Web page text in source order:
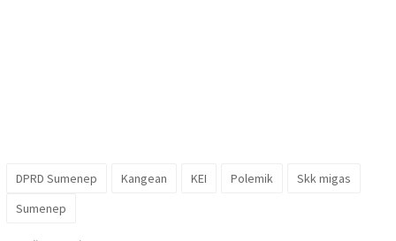
DPRD Sumenep Kangean KEI Polemik
Skk migas
Sumenep